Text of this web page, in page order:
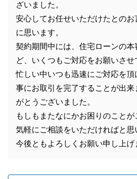
ざいました。
安心してお任せいただけたとの
に思います。
契約期間中には、住宅ローンの
ど、いくつもご対応をお願いさ
忙しい中いつも迅速にご対応を
事にお取引を完了することが出来
がとうございました。
もしもまたなにかお困りのこと
気軽にご相談をいただければと思
今後ともよろしくお願い申し上げ